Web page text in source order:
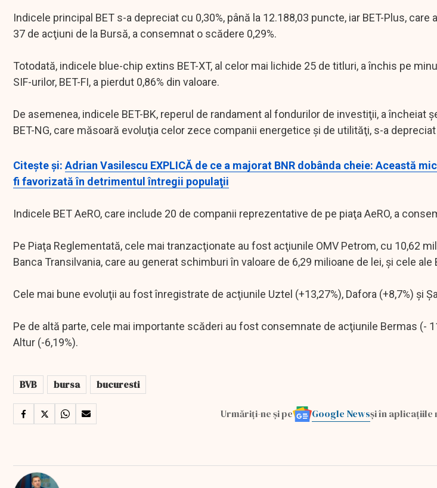
Indicele principal BET s-a depreciat cu 0,30%, până la 12.188,03 puncte, iar BET-Plus,
37 de acţiuni de la Bursă, a consemnat o scădere 0,29%.
Totodată, indicele blue-chip extins BET-XT, al celor mai lichide 25 de titluri, a închis pe
SIF-urilor, BET-FI, a pierdut 0,86% din valoare.
De asemenea, indicele BET-BK, reperul de randament al fondurilor de investiţii, a încheiat
BET-NG, care măsoară evoluţia celor zece companii energetice şi de utilităţi, s-a depreciat
Citeşte şi:Adrian Vasilescu EXPLICĂ de ce a majorat BNR dobânda cheie: Această
fi favorizată în detrimentul întregii populaţii
Indicele BET AeRO, care include 20 de companii reprezentative de pe piaţa AeRO, a
Pe Piaţa Reglementată, cele mai tranzacţionate au fost acţiunile OMV Petrom, cu 10,62
Banca Transilvania, care au generat schimburi în valoare de 6,29 milioane de lei, şi cele ale
Cele mai bune evoluţii au fost înregistrate de acţiunile Uztel (+13,27%), Dafora (+8,7%) şi
Pe de altă parte, cele mai importante scăderi au fost consemnate de acţiunile Bermas (-
Altur (-6,19%).
BVB bursa bucuresti
Urmăriți-ne și pe Google Newsși în aplicațiile